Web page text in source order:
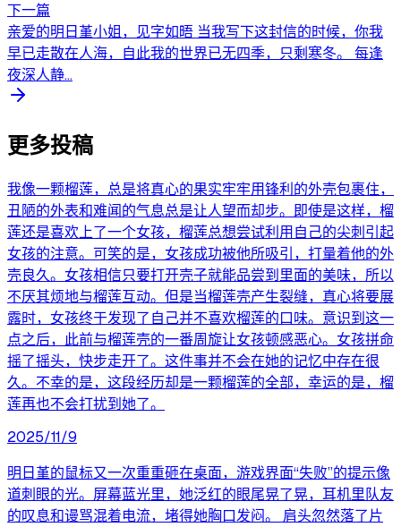
下一篇
亲爱的明日堇小姐，见字如晤 当我写下这封信的时候，你我
早已走散在人海，自此我的世界已无四季，只剩寒冬。 每逢
夜深人静...
更多投稿
我像一颗榴莲，总是将真心的果实牢牢用锋利的外壳包裹住，
丑陋的外表和难闻的气息总是让人望而却步。即使是这样，榴
莲还是喜欢上了一个女孩，榴莲总想尝试利用自己的尖刺引起
女孩的注意。可笑的是，女孩成功被他所吸引，打量着他的外
壳良久。女孩相信只要打开壳子就能品尝到里面的美味，所以
不厌其烦地与榴莲互动。但是当榴莲壳产生裂缝，真心将要展
露时，女孩终于发现了自己并不喜欢榴莲的口味。意识到这一
点之后，此前与榴莲壳的一番周旋让女孩顿感恶心。女孩拼命
摇了摇头，快步走开了。这件事并不会在她的记忆中存在很
久。不幸的是，这段经历却是一颗榴莲的全部，幸运的是，榴
莲再也不会打扰到她了。
2025/11/9
明日堇的鼠标又一次重重砸在桌面，游戏界面“失败”的提示像
道刺眼的光。屏幕蓝光里，她泛红的眼尾晃了晃，耳机里队友
的叹息和谩骂混着电流，堵得她胸口发闷。 肩头忽然落了片